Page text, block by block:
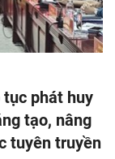
tục phát huy
tạo, nâng
tuyên truyền